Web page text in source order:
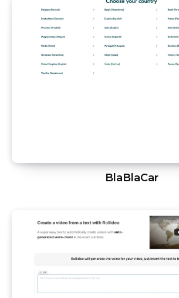
BlaBlaCar